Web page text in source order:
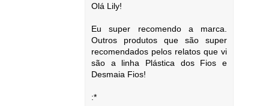
Olá Lily!
Eu super recomendo a marca.
Outros produtos que são super
recomendados pelos relatos que vi
são a linha Plástica dos Fios e
Desmaia Fios!
:*